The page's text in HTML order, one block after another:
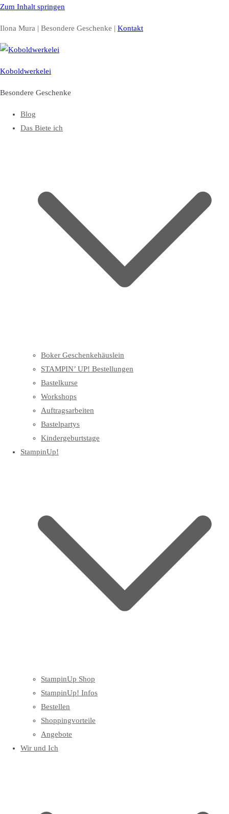
Zum Inhalt springen
Ilona Mura | Besondere Geschenke | Kontakt
Koboldwerkelei
Besondere Geschenke
Blog
Das Biete ich
Boker Geschenkehäuslein
STAMPIN’ UP! Bestellungen
Bastelkurse
Workshops
Auftragsarbeiten
Bastelpartys
Kindergeburtstage
StampinUp!
StampinUp Shop
StampinUp! Infos
Bestellen
Shoppingvorteile
Angebote
Wir und Ich